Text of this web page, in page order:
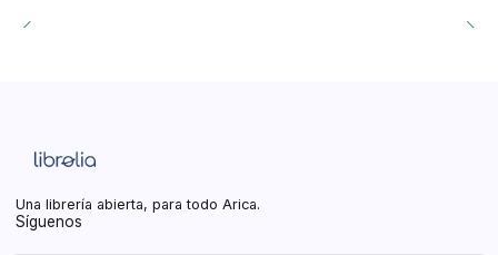
Una librería abierta, para todo Arica.
Síguenos